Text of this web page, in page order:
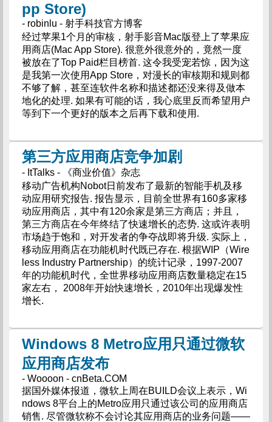
pp Store)
- robinlu - 射手科技官方博客
经过苹果1个月的审核，射手影音Mac版登上了苹果应
用商店(Mac App Store). 很意外很意外的，竟然一度
被放在了Top Paid栏目榜首. 这令我受宠若惊，因为这
是我第一次使用App Store，对漫长的审核期和规则都
不够了解，甚至连软件名称和描述都还没来得及做本
地化的处理. 如果有可能的话，我心底里反而希望用户
等到下一个更好的版本之后再下载和使用.
第三方应用商店竞争加剧
- ItTalks - 《商业价值》杂志
移动广告机构Nobot日前发布了最新的智能手机及移
动应用研究报告. 报告显示，目前全世界有160多家移
动应用商店，其中有120余家是第三方商店；并且，
第三方商店在今年终结了快速增长的态势. 这或许表明
市场趋于饱和，对开发者的争夺战即将升级. 实际上，
移动应用商店在功能机时代既已存在. 根据WIP（Wire
less Industry Partnership）的统计记录，1997-2007
年的功能机时代，全世界移动应用商店数量稳定在15
家左右， 2008年开始快速增长，2010年出现爆发性
增长.
Windows 8 Metro应用只通过微软
应用商店发布
- Woooon - cnBeta.COM
据国外媒体报道，微软上周在BUILD会议上表示，Wi
ndows 8平台上的Metro应用只通过该公司的应用商店
销售. 尽管微软称不会讨论其应用商店的业务问题――